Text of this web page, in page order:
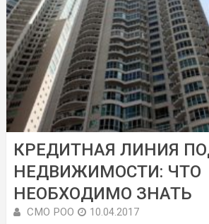
КРЕДИТНАЯ ЛИНИЯ
НЕДВИЖИМОСТИ: ЧТО
НЕОБХОДИМО ЗНАТЬ
СМО РОО 10.04.2017